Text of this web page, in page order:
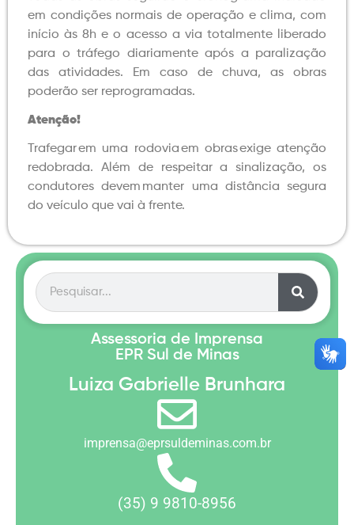
Assessoria de Imprensa
EPR Sul de Minas
Luiza Gabrielle Brunhara
imprensa@eprsuldeminas.com.br
(35) 9 9810-8956
em condições normais de operação e clima, com
início às 8h e o acesso a via totalmente liberado
para o tráfego diariamente após a paralização
das atividades. Em caso de chuva, as obras
poderão ser reprogramadas.
Atenção!
Trafegar em uma rodovia em obras exige atenção
redobrada. Além de respeitar a sinalização, os
condutores devem manter uma distância segura
do veículo que vai à frente.